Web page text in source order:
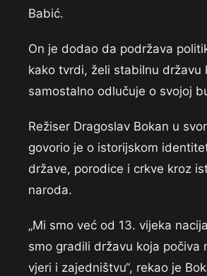
Babić.
On je dodao da podržava
kako tvrdi, želi stabilnu državu
samostalno odlučuje o svojoj
Režiser Dragoslav Bokan u
govorio je o istorijskom
države, porodice i crkve kroz
naroda.
„Mi smo već od 13. vijeka
smo gradili državu koja počiva
vjeri i zajedništvu“, rekao je